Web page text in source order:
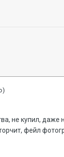
не купил, даже
фейл